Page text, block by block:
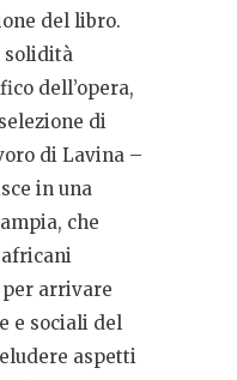
del libro.
solidità
dell’opera,
di
di Lavina –
in una
che
arrivare
e sociali del
aspetti